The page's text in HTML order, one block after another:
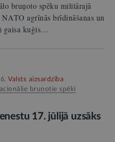
bruņoto spēku militārajā
agrīnās brīdināšanas un
gaisa kuģis…
Valsts aizsardzība
bruņotie spēki
17. jūlijā uzsāks